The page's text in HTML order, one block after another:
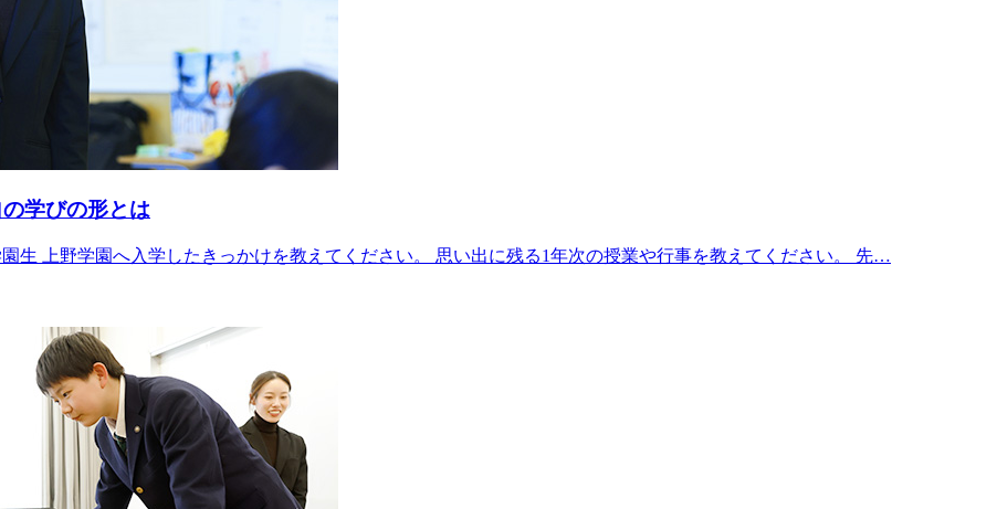
学びの形とは
生 上野学園へ入学したきっかけを教えてください。 思い出に残る1年次の授業や行事を教えてください。 先…